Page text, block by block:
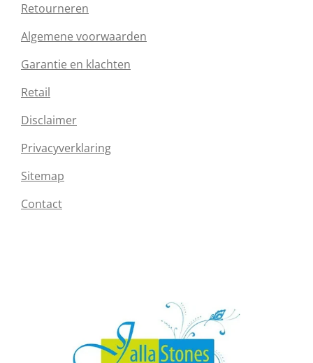
Retourneren
Algemene voorwaarden
Garantie en klachten
Retail
Disclaimer
Privacyverklaring
Sitemap
Contact